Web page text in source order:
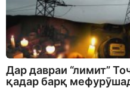
Дар давраи “лимит”
қадар барқ